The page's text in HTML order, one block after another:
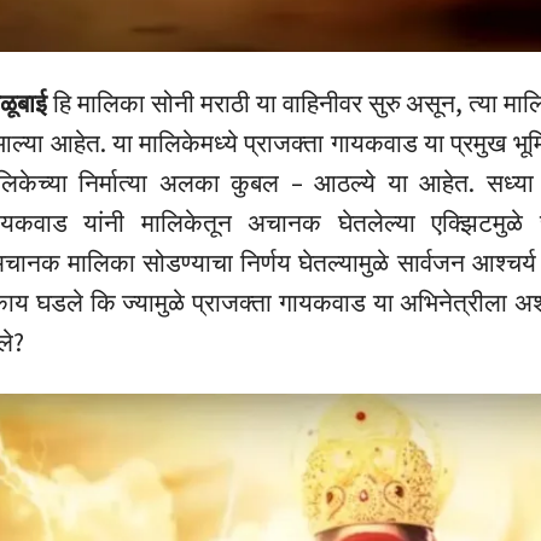
हि मालिका सोनी मराठी या वाहिनीवर सुरु असून, त्या
आल्या आहेत. या मालिकेमध्ये प्राजक्ता गायकवाड या प्रमुख
निर्मात्या अलका कुबल – आठल्ये या आहेत. सध्या
यांनी मालिकेतून अचानक घेतलेल्या
मालिका सोडण्याचा निर्णय घेतल्यामुळे सार्वजन
घडले कि ज्यामुळे प्राजक्ता गायकवाड या अभिनेत्रीला